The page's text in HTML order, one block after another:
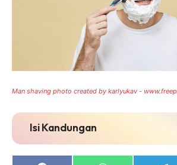
Man shaving photo created by karlyukav -
Isi Kandungan